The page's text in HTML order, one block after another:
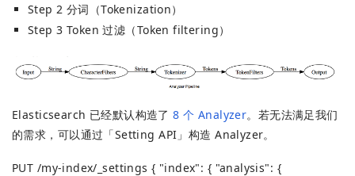
Step 2 分词（Tokenization）
Step 3 Token 过滤（Token filtering）
Elasticsearch 已经默认构造了8 个 Analyzer。若无法满足我们
的需求，可以通过「Setting API」构造 Analyzer。
PUT /my-index/_settings { "index": { "analysis": {